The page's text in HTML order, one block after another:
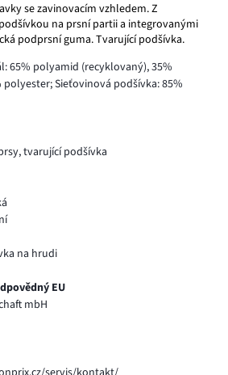
se zavinovacím vzhledem. Z
na prsní partii a integrovanými
podprsní guma. Tvarující podšívka.
65% polyamid (recyklovaný), 35%
polyester; Sieťovinová podšívka: 85%
tvarující podšívka
na hrudi
EU
mbH